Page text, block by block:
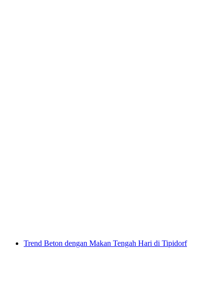
Trend Beton dengan Makan Tengah Hari di Tipidorf